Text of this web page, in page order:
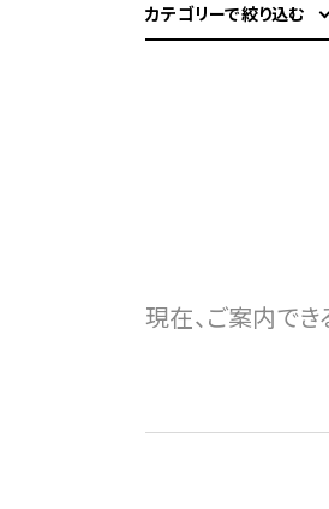
カテゴリーで絞り込む
現在、ご案内で